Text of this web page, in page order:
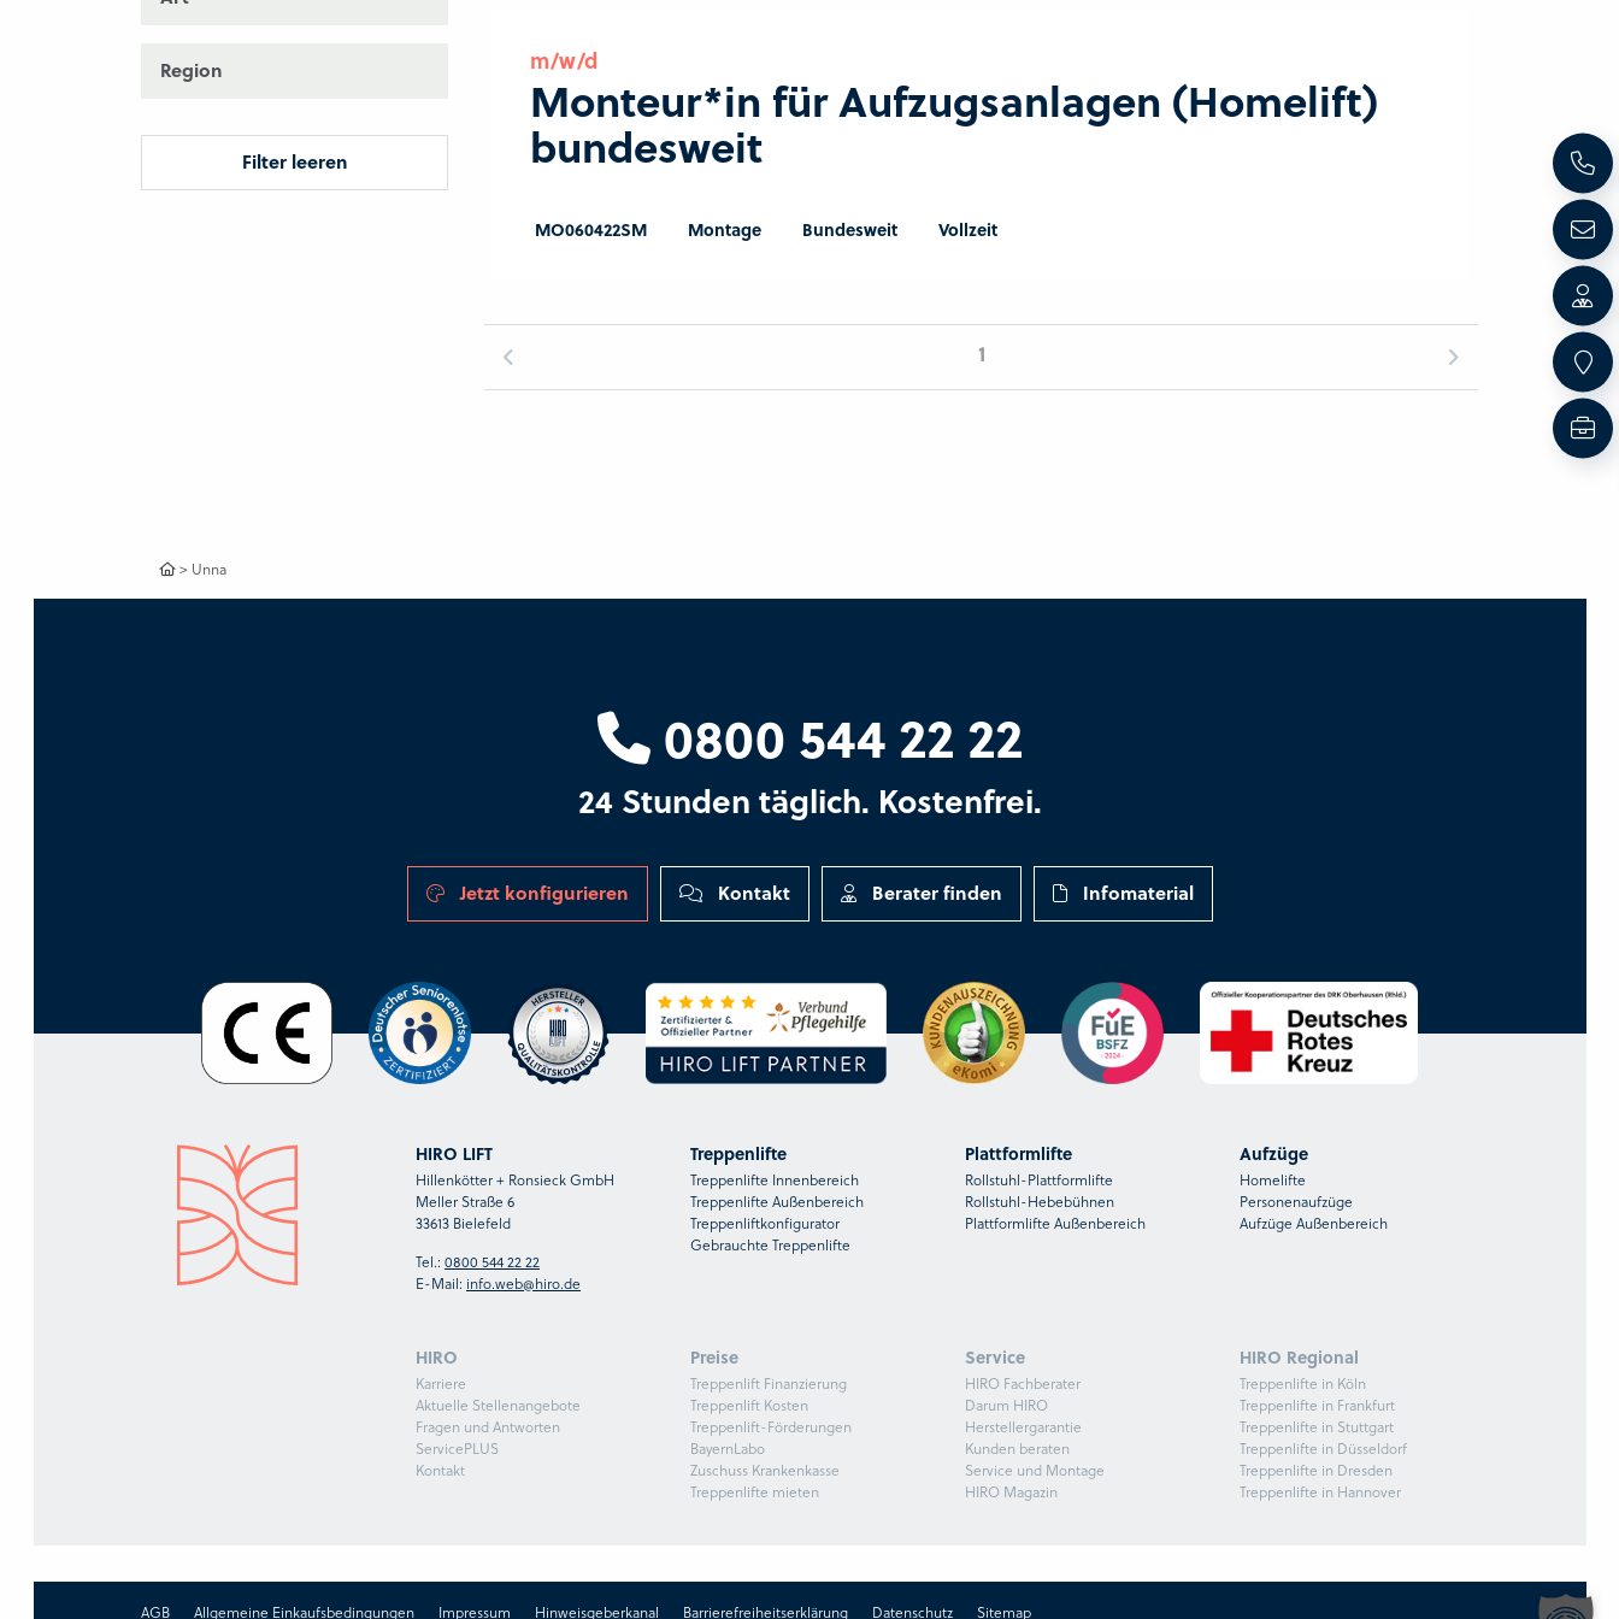
Region
Filter leeren
m/w/d
Monteur*in für Aufzugsanlagen (Homelift)
bundesweit
MO060422SM Montage Bundesweit Vollzeit
1
> Unna
0800 544 22 22
24 Stunden täglich. Kostenfrei.
Jetzt konfigurieren Kontakt Berater finden Infomaterial
HIRO LIFT
Hillenkötter + Ronsieck GmbH
Meller Straße 6
33613 Bielefeld
Tel.: 0800 544 22 22
E-Mail: info.web@hiro.de
Treppenlifte
Treppenlifte Innenbereich
Treppenlifte Außenbereich
Treppenliftkonfigurator
Gebrauchte Treppenlifte
Plattformlifte
Rollstuhl-Plattformlifte
Rollstuhl-Hebebühnen
Plattformlifte Außenbereich
Aufzüge
Homelifte
Personenaufzüge
Aufzüge Außenbereich
HIRO
Karriere
Aktuelle Stellenangebote
Fragen und Antworten
ServicePLUS
Kontakt
Preise
Treppenlift Finanzierung
Treppenlift Kosten
Treppenlift-Förderungen
BayernLabo
Zuschuss Krankenkasse
Treppenlifte mieten
Service
HIRO Fachberater
Darum HIRO
Herstellergarantie
Kunden beraten
Service und Montage
HIRO Magazin
HIRO Regional
Treppenlifte in Köln
Treppenlifte in Frankfurt
Treppenlifte in Stuttgart
Treppenlifte in Düsseldorf
Treppenlifte in Dresden
Treppenlifte in Hannover
AGB Allgemeine Einkaufsbedingungen Impressum Hinweisgeberkanal Barrierefreiheitserklärung Datenschutz Sitemap